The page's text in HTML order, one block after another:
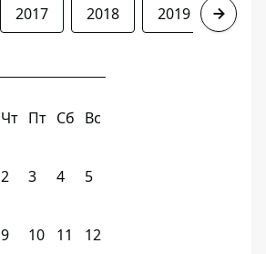
2017 2018 2019 2020
Чт Пт Сб Вс
2 3 4 5
9 10 11 12